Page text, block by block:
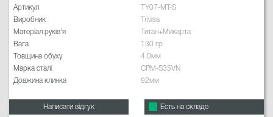
Артикул
TY07-MT-S
Виробник
Trivisa
Матеріал руків'я
Титан+Микарта
Вага
130 гр
Товщина обуху
4.0мм
Марка сталі
CPM-S35VN
Довжина клинка
92мм
Написати відгук Есть на складе